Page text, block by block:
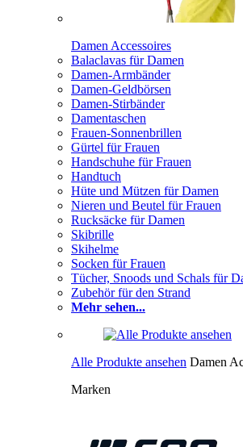
Damen Accessoires
Balaclavas für Damen
Damen-Armbänder
Damen-Geldbörsen
Damen-Stirbänder
Damentaschen
Frauen-Sonnenbrillen
Gürtel für Frauen
Handschuhe für Frauen
Handtuch
Hüte und Mützen für Damen
Nieren und Beutel für Frauen
Rucksäcke für Damen
Skibrille
Skihelme
Socken für Frauen
Tücher, Snoods und Schals für
Zubehör für den Strand
Mehr sehen...
Alle Produkte ansehen Damen
Marken